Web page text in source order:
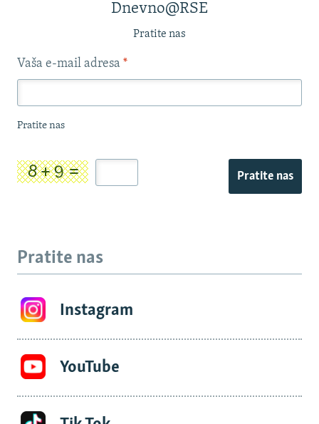
Dnevno@RSE
Pratite nas
Vaša e-mail adresa *
Pratite nas
Pratite nas
Pratite nas
Instagram
YouTube